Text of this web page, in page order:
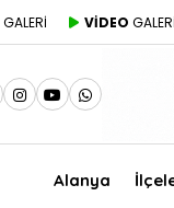
GALERİ VİDEO GALERİ
Alanya